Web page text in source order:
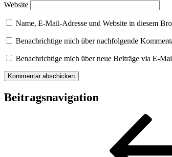
Website
Name, E-Mail-Adresse und Website in diesem
Benachrichtige mich über nachfolgende
Benachrichtige mich über neue Beiträge via E-
Beitragsnavigation